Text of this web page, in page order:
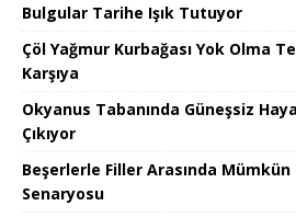
Bulgular Tarihe Işık Tutuyor
Çöl Yağmur Kurbağası Yok Olma
Karşıya
Okyanus Tabanında Güneşsiz
Çıkıyor
Beşerlerle Filler Arasında Mümkün
Senaryosu